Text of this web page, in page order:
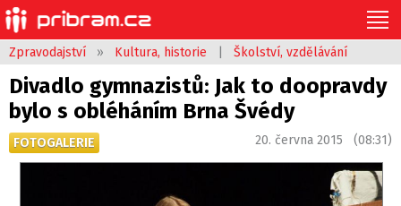
Zpravodajství » Kultura, historie Školství, vzdělávání
Divadlo gymnazistů: Jak to doopravdy
bylo s obléháním Brna Švédy
FOTOGALERIE 20. června 2015 (08:31)